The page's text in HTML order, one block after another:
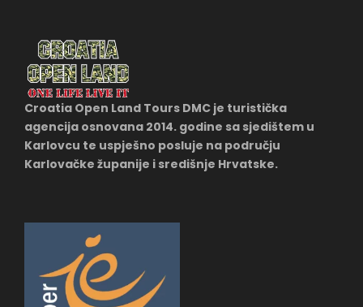
Croatia Open Land Tours DMC je turistička
agencija osnovana 2014. godine sa sjedištem u
Karlovcu te uspješno posluje na području
Karlovačke županije i središnje Hrvatske.